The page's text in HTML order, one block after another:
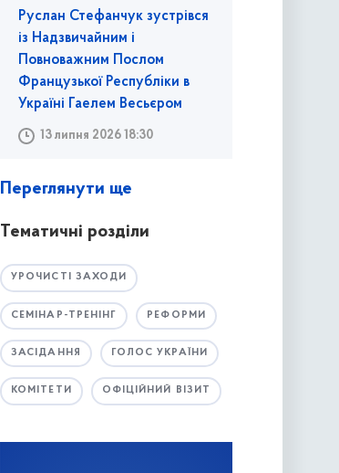
Руслан Стефанчук зустрівся
із Надзвичайним і
Повноважним Послом
Французької Республіки в
Україні Гаелем Весьєром
13 липня 2026 18:30
Переглянути ще
Тематичні розділи
УРОЧИСТІ ЗАХОДИ
СЕМІНАР-ТРЕНІНГ РЕФОРМИ
ЗАСІДАННЯ ГОЛОС УКРАЇНИ
КОМІТЕТИ ОФІЦІЙНИЙ ВІЗИТ